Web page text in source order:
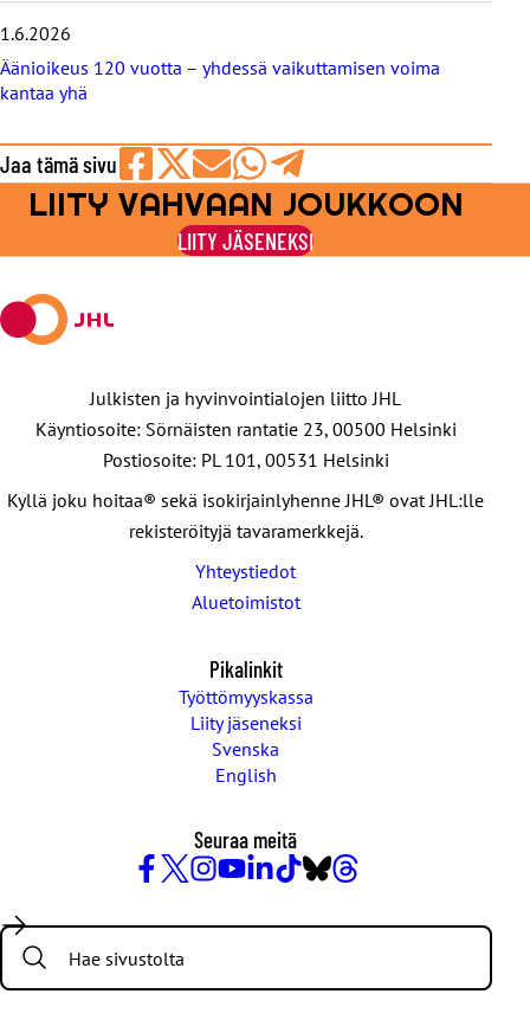
1.6.2026
Äänioikeus 120 vuotta – yhdessä vaikuttamisen voima
kantaa yhä
Jaa tämä sivu
Jaa
Facebookissa
Jaa
viestipalvelu
X:ssä
Jaa
sähköpostilla
Jaa
WhatsAppilla
Jaa
Telegramilla
LIITY VAHVAAN JOUKKOON
LIITY JÄSENEKSI
Julkisten ja hyvinvointialojen liitto JHL
Käyntiosoite: Sörnäisten rantatie 23, 00500 Helsinki
Postiosoite: PL 101, 00531 Helsinki
Kyllä joku hoitaa® sekä isokirjainlyhenne JHL® ovat JHL:lle
rekisteröityjä tavaramerkkejä.
Yhteystiedot
Aluetoimistot
Pikalinkit
Työttömyyskassa
Liity jäseneksi
Svenska
English
Seuraa meitä
/
Twitter
Search: